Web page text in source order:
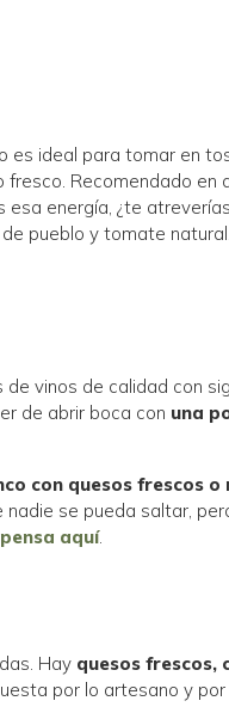
ideal para tomar en
Recomendado
energía, ¿te
pueblo y tomate natural.
vinos de calidad con
de abrir boca con una
con quesos frescos o
se pueda saltar,
aquí.
Hay quesos frescos,
por lo artesano y